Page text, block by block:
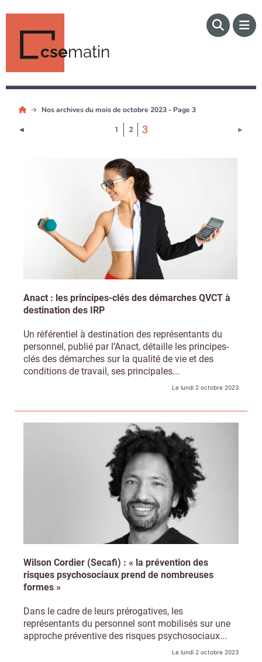
csematin
Nos archives du mois de octobre 2023 - Page 3
◄ 1 2 3(Page courante) ►
Anact : les principes-clés des démarches QVCT à
destination des IRP
Un référentiel à destination des représentants du
personnel, publié par l’Anact, détaille les principes-
clés des démarches sur la qualité de vie et des
conditions de travail, ses principales...
Le lundi 2 octobre 2023
Wilson Cordier (Secafi) : « la prévention des
risques psychosociaux prend de nombreuses
formes »
Dans le cadre de leurs prérogatives, les
représentants du personnel sont mobilisés sur une
approche préventive des risques psychosociaux...
Le lundi 2 octobre 2023